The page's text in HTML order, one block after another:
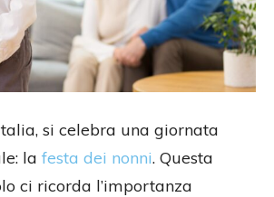
si celebra una giornata
la festa dei nonni. Questa
ci ricorda l’importanza